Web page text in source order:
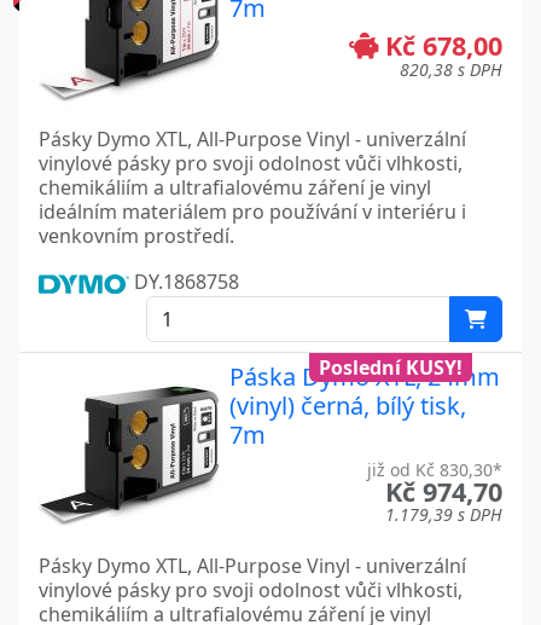
7m
Kč 678,00
820,38 s DPH
Pásky Dymo XTL, All-Purpose Vinyl - univerzální
vinylové pásky pro svoji odolnost vůči vlhkosti,
chemikáliím a ultrafialovému záření je vinyl
ideálním materiálem pro používání v interiéru i
venkovním prostředí.
DY.1868758
Poslední KUSY!
Páska Dymo XTL, 24mm
(vinyl) černá, bílý tisk,
7m
již od Kč 830,30*
Kč 974,70
1.179,39 s DPH
Pásky Dymo XTL, All-Purpose Vinyl - univerzální
vinylové pásky pro svoji odolnost vůči vlhkosti,
chemikáliím a ultrafialovému záření je vinyl